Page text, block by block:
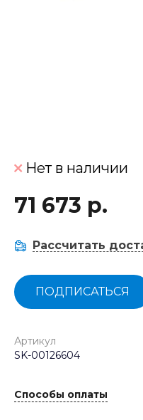
Нет в наличии
71 673 р.
Рассчитать
ПОДПИСАТЬСЯ
Артикул
SK-00126604
Способы оплаты